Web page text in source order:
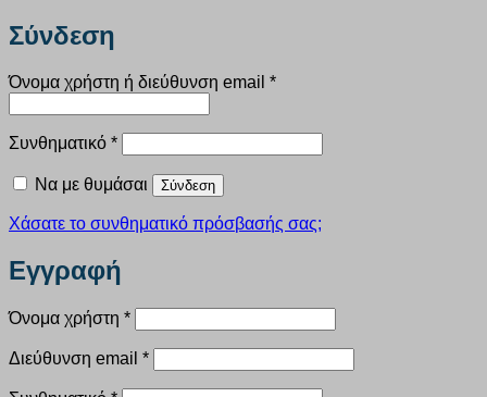
Σύνδεση
Όνομα χρήστη ή διεύθυνση email *Απαιτείται
Συνθηματικό *Απαιτείται
Να με θυμάσαι Σύνδεση
Χάσατε το συνθηματικό πρόσβασής σας;
Εγγραφή
Όνομα χρήστη *Απαιτείται
Διεύθυνση email *Απαιτείται